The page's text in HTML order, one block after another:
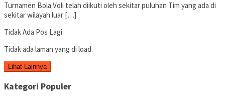
Turnamen Bola Voli telah diikuti oleh sekitar puluhan Tim yang ada di
sekitar wilayah luar […]
Tidak Ada Pos Lagi.
Tidak ada laman yang di load.
Lihat Lainnya
Kategori Populer